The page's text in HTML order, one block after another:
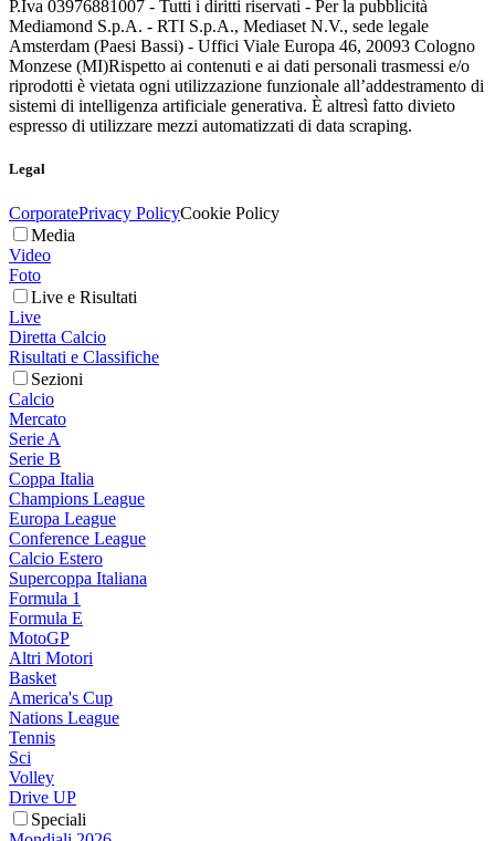
P.Iva 03976881007 - Tutti i diritti riservati - Per la pubblicità
Mediamond S.p.A. - RTI S.p.A., Mediaset N.V., sede legale
Amsterdam (Paesi Bassi) - Uffici Viale Europa 46, 20093 Cologno
Monzese (MI)Rispetto ai contenuti e ai dati personali trasmessi e/o
riprodotti è vietata ogni utilizzazione funzionale all’addestramento di
sistemi di intelligenza artificiale generativa. È altresì fatto divieto
espresso di utilizzare mezzi automatizzati di data scraping.
Legal
CorporatePrivacy PolicyCookie Policy
Media
Video
Foto
Live e Risultati
Live
Diretta Calcio
Risultati e Classifiche
Sezioni
Calcio
Mercato
Serie A
Serie B
Coppa Italia
Champions League
Europa League
Conference League
Calcio Estero
Supercoppa Italiana
Formula 1
Formula E
MotoGP
Altri Motori
Basket
America's Cup
Nations League
Tennis
Sci
Volley
Drive UP
Speciali